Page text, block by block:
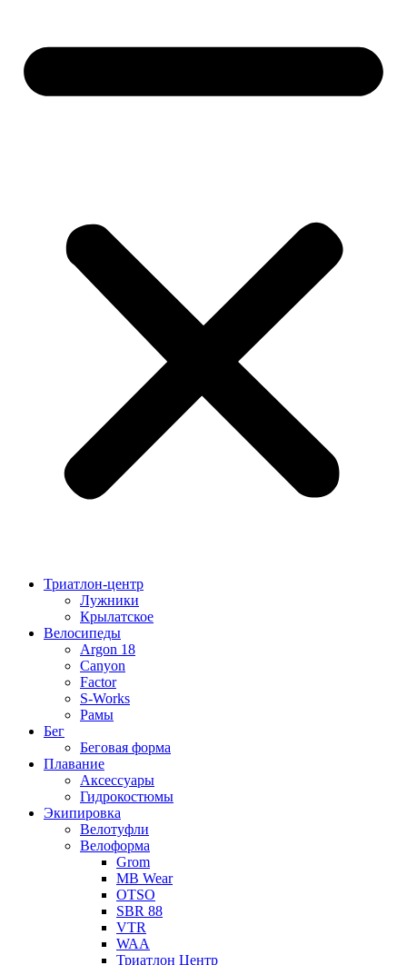
Триатлон-центр
Лужники
Крылатское
Велосипеды
Argon 18
Canyon
Factor
S-Works
Рамы
Бег
Беговая форма
Плавание
Аксессуары
Гидрокостюмы
Экипировка
Велотуфли
Велоформа
Grom
MB Wear
OTSO
SBR 88
VTR
WAA
Триатлон Центр